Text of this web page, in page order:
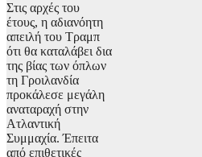
Στις αρχές του
έτους, η αδιανόητη
απειλή του Τραμπ
ότι θα καταλάβει δια
της βίας των όπλων
τη Γροιλανδία
προκάλεσε μεγάλη
αναταραχή στην
Ατλαντική
Συμμαχία. Έπειτα
από επιθετικές